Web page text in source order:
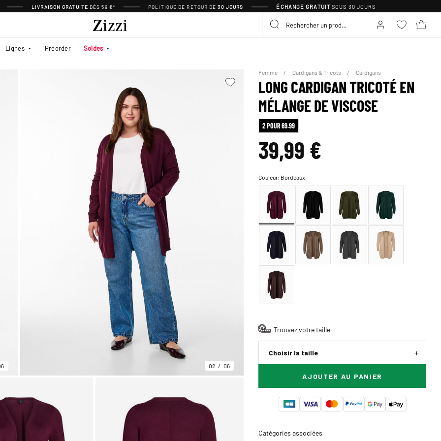
LIVRAISON GRATUITE DÈS 59 €* POLITIQUE DE RETOUR DE30 JOURS ÉCHANGE GRATUITSOUS 30 JOURS
Lignes Preorder Soldes
02 06
Femme Cardigans & Tricots Cardigans
LONG CARDIGAN TRICOTÉ EN
MÉLANGE DE VISCOSE
2 POUR 69.99
39,99 €
Couleur: Bordeaux
Trouvez votre taille
Choisir la taille
AJOUTER AU PANIER
Catégories associées